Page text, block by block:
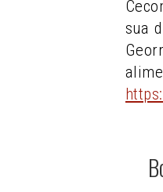
sua